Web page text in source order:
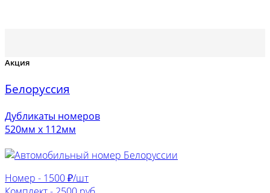
Акция
Белоруссия
Дубликаты номеров
520мм х 112мм
Номер - 1500 ₽/шт